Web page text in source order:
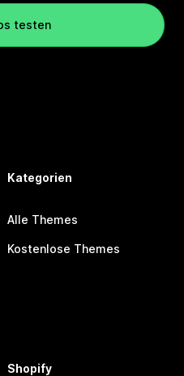
testen
Kategorien
Alle Themes
Kostenlose Themes
Shopify